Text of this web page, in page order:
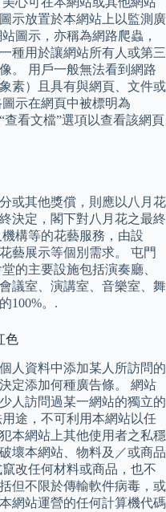
示放置於本網站上以監測廣
圖示，亦稱為網路爬蟲，
種用於讓網站所有人或第三
。 用戶一般無法看到網路
素）且具有與網頁、文件或
示在網頁中被標明為
看文檔”選項以查看該網頁
或其他獎償，則應以八月花
決定，閣下對八月花之最終
構等的花藝服務，由設
藝展示等個別需求。 屯門
的主要設施包括演奏廳、
議室、演講室、音樂室、舞
100%。.
色
人資料中添加某人所訪問的
定添加何種廣告條。 網站
人訪問過某一網站的獨立的
途，不可利用本網站以任
本網站上其他使用者之私穩
壞本網站、物料及／或商品
改任何材料或商品，也不
但不限於傳輸軟件病毒，或
網站運營的任何計算機代碼